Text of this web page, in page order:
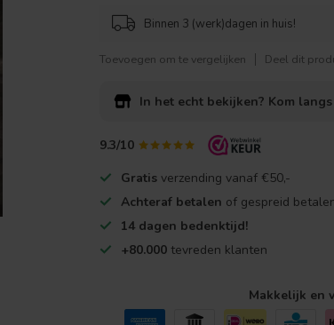
Binnen 3 (werk)dagen in huis!
Toevoegen om te vergelijken Deel dit
In het echt bekijken? Kom
9.3/10
Gratis verzending vanaf €50,-
Achteraf betalen of gespreid
14 dagen bedenktijd!
+80.000 tevreden klanten
Makkelijk en